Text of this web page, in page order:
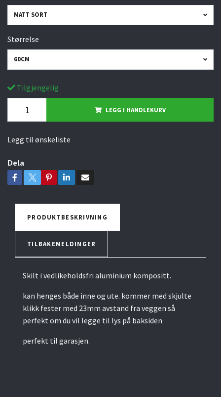
MATT SORT
Størrelse
60CM
Tilgjengelig
LEGG I HANDLEKURV
Legg til ønskeliste
Dela
PRODUKTBESKRIVNING
TILBAKEMELDINGER
Skilt i vedlikeholdsfri aluminium kompositt.
kan henges både inne og ute. kommer med skjulte
klikk fester med 23mm avstand fra veggen så
perfekt om du vil legge til lys på baksiden
perfekt til garasjen.